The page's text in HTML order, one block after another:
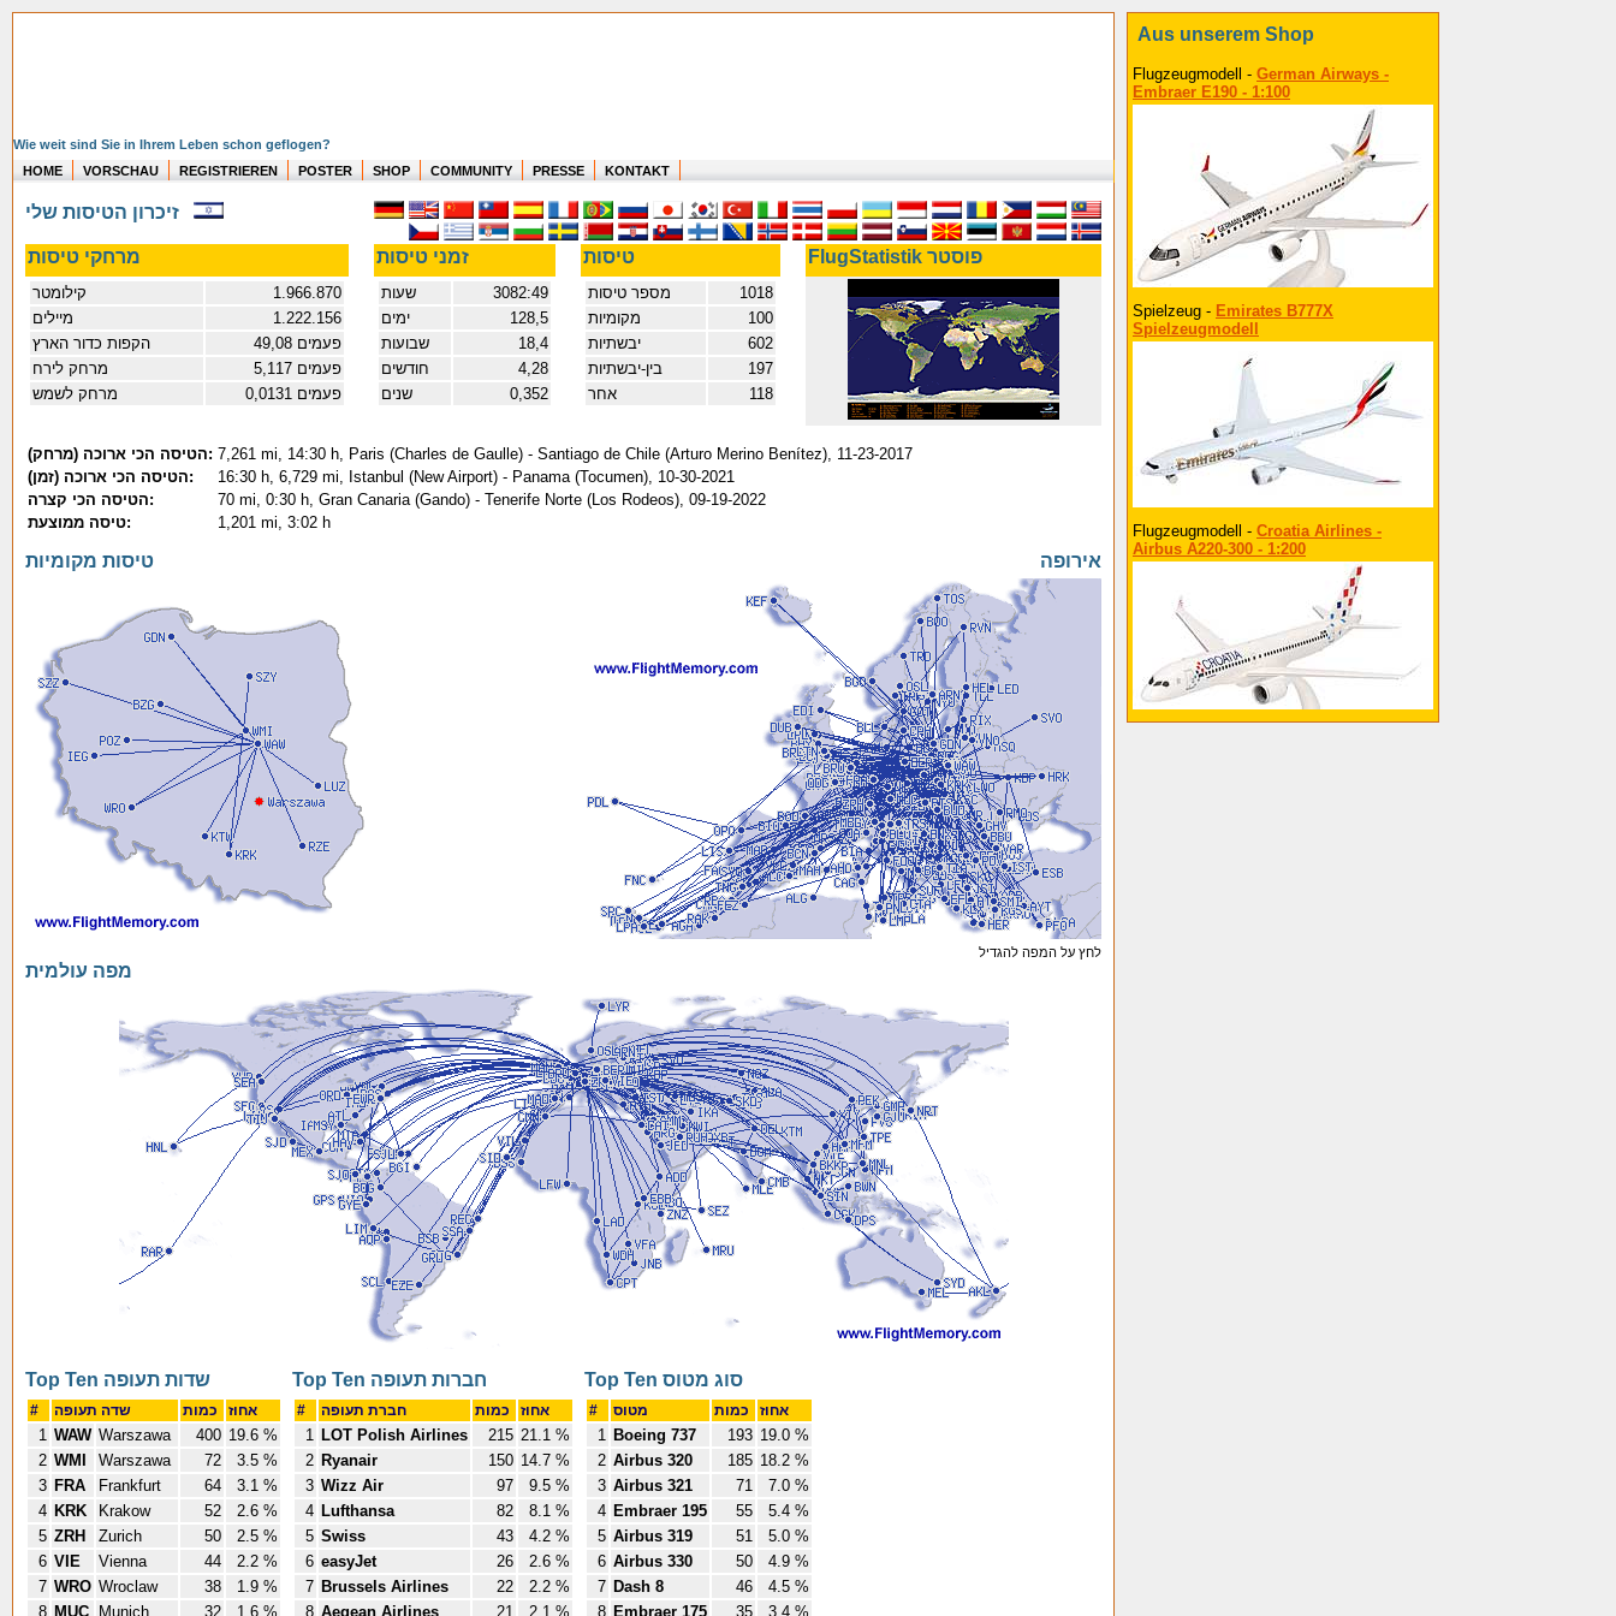
Wie weit sind Sie in Ihrem Leben schon geflogen?
HOME
VORSCHAU REGISTRIEREN POSTER SHOP COMMUNITY PRESSE KONTAKT
מרחקי טיסות זמני טיסות טיסות FlugStatistik פוסטר
קילומטר
1.966.870
מיילים
1.222.156
49,08 פעמים
מרחק לירח
5,117 פעמים
מרחק לשמש
0,0131 פעמים
3082:49
ימים
128,5
שבועות
18,4
חודשים
4,28
שנים
0,352
מספר טיסות
1018
מקומיות
100
602
בין-יבשתיות
197
אחר
118
(הטיסה הכי ארוכה (מרחק: 7,261 mi, 14:30 h, Paris (Charles de Gaulle) - Santiago de Chile (Arturo Merino Benítez), 11-23-2017
(הטיסה הכי ארוכה (זמן:
16:30 h, 6,729 mi, Istanbul (New Airport) - Panama (Tocumen), 10-30-2021
הטיסה הכי קצרה:
70 mi, 0:30 h, Gran Canaria (Gando) - Tenerife Norte (Los Rodeos), 09-19-2022
טיסה ממוצעת:
1,201 mi, 3:02 h
טיסות מקומיות אירופה
לחץ על המפה להגדיל
מפה עולמית
Top Ten שדות תעופה
#
1 WAW Warszawa 400 19.6 %
2 WMI Warszawa 72
3.5 %
3 FRA Frankfurt 64
3.1 %
4 KRK Krakow 52
2.6 %
5 ZRH Zurich 50
2.5 %
6 VIE Vienna 44
2.2 %
7 WRO Wroclaw 38
1.9 %
8 MUC Munich 32 1.6 %
Top Ten חברות תעופה
#
1 LOT Polish Airlines 215 21.1 %
2 Ryanair 150 14.7 %
3 Wizz Air 97
9.5 %
4 Lufthansa 82
8.1 %
5 Swiss 43
4.2 %
6 easyJet 26
2.6 %
7 Brussels Airlines 22
2.2 %
8 Aegean Airlines 21 2.1 %
Top Ten סוג מטוס
#
1 Boeing 737 193 19.0 %
2 Airbus 320 185 18.2 %
3 Airbus 321 71
7.0 %
4 Embraer 195 55
5.4 %
5 Airbus 319 51
5.0 %
6 Airbus 330 50
4.9 %
7 Dash 8 46
4.5 %
8 Embraer 175 35 3.4 %
Aus unserem Shop
Flugzeugmodell - German Airways -
Embraer E190 - 1:100
Spielzeug - Emirates B777X
Spielzeugmodell
Flugzeugmodell - Croatia Airlines -
Airbus A220-300 - 1:200